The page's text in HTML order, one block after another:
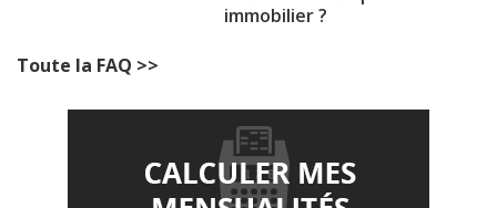
immobilier ?
Toute la FAQ >>